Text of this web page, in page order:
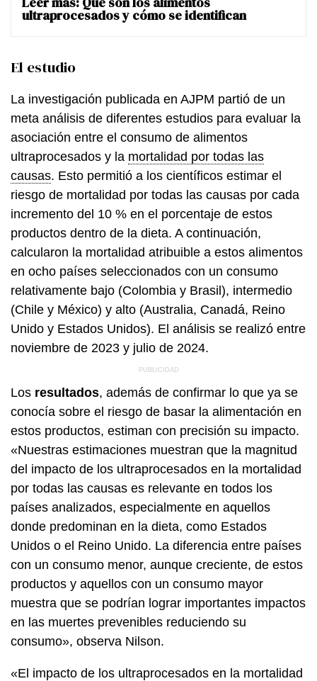
ultraprocesados y cómo se identifican
El estudio
La investigación publicada en AJPM partió de un
meta análisis de diferentes estudios para evaluar la
asociación entre el consumo de alimentos
ultraprocesados y la mortalidad por todas las
causas. Esto permitió a los científicos estimar el
riesgo de mortalidad por todas las causas por cada
incremento del 10 % en el porcentaje de estos
productos dentro de la dieta. A continuación,
calcularon la mortalidad atribuible a estos alimentos
en ocho países seleccionados con un consumo
relativamente bajo (Colombia y Brasil), intermedio
(Chile y México) y alto (Australia, Canadá, Reino
Unido y Estados Unidos). El análisis se realizó entre
noviembre de 2023 y julio de 2024.
Los resultados, además de confirmar lo que ya se
conocía sobre el riesgo de basar la alimentación en
estos productos, estiman con precisión su impacto.
«Nuestras estimaciones muestran que la magnitud
del impacto de los ultraprocesados en la mortalidad
por todas las causas es relevante en todos los
países analizados, especialmente en aquellos
donde predominan en la dieta, como Estados
Unidos o el Reino Unido. La diferencia entre países
con un consumo menor, aunque creciente, de estos
productos y aquellos con un consumo mayor
muestra que se podrían lograr importantes impactos
en las muertes prevenibles reduciendo su
consumo», observa Nilson.
«El impacto de los ultraprocesados en la mortalidad